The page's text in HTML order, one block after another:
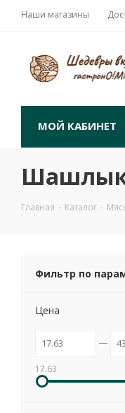
Наши магазины
МОЙ КАБИНЕТ
Главная - Каталог -
Фильтр по
Цена
17.63